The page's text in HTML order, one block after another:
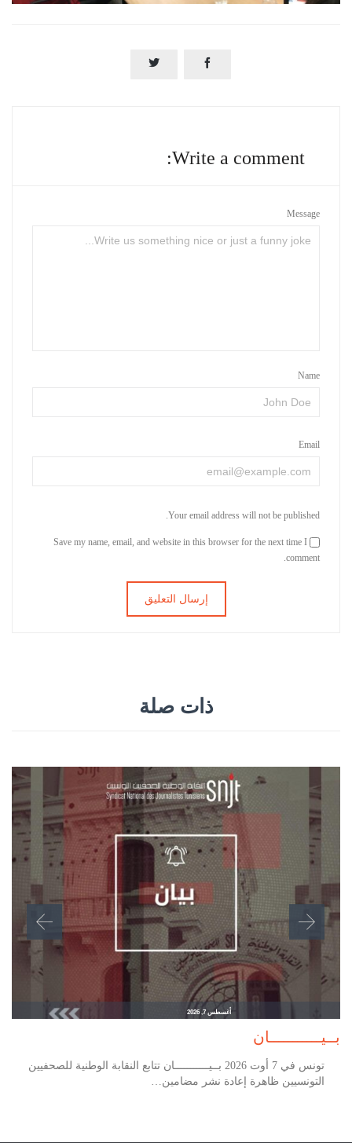


Write a comment:
Message
Name
Email
Your email address will not be published.
Save my name, email, and website in this browser for the next time I
comment.
ذات صلة
أغسطس 7, 2026
بــيـــــــــــان
تونس في 7 أوت 2026 بــيـــــــــــان تتابع النقابة الوطنية للصحفيين
التونسيين ظاهرة إعادة نشر مضامين…